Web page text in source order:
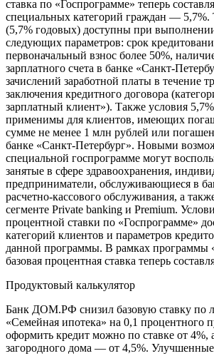
ставка по «Госпрограмме» теперь
специальных категорий граждан — 5,7%.
(5,7% годовых) доступны при
следующих параметров: срок
первоначальный взнос более 50%,
зарплатного счета в банке «Санкт-
зачислений заработной платы в течение
заключения кредитного договора
зарплатный клиент»). Также условия
применимы для клиентов, имеющих
сумме не менее 1 млн рублей или
банке «Санкт-Петербург». Новыми
специальной госпрограмме могут
занятые в сфере здравоохранения,
предприниматели, обслуживающиеся в
расчетно-кассового обслуживания, а
сегменте Private banking и Premium.
процентной ставки по «Госпрограмме»
категорий клиентов и параметров
данной программы. В рамках программы
базовая процентная ставка теперь
Продуктовый калькулятор
Банк ДОМ.РФ снизил базовую ставку по
«Семейная ипотека» на 0,1 процентного
оформить кредит можно по ставке от 4%,
загородного дома — от 4,5%.